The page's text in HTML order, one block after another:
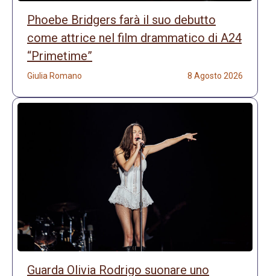
Phoebe Bridgers farà il suo debutto
come attrice nel film drammatico di A24
“Primetime”
Giulia Romano 8 Agosto 2026
Guarda Olivia Rodrigo suonare uno